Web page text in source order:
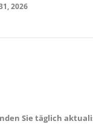
2026
Sie täglich